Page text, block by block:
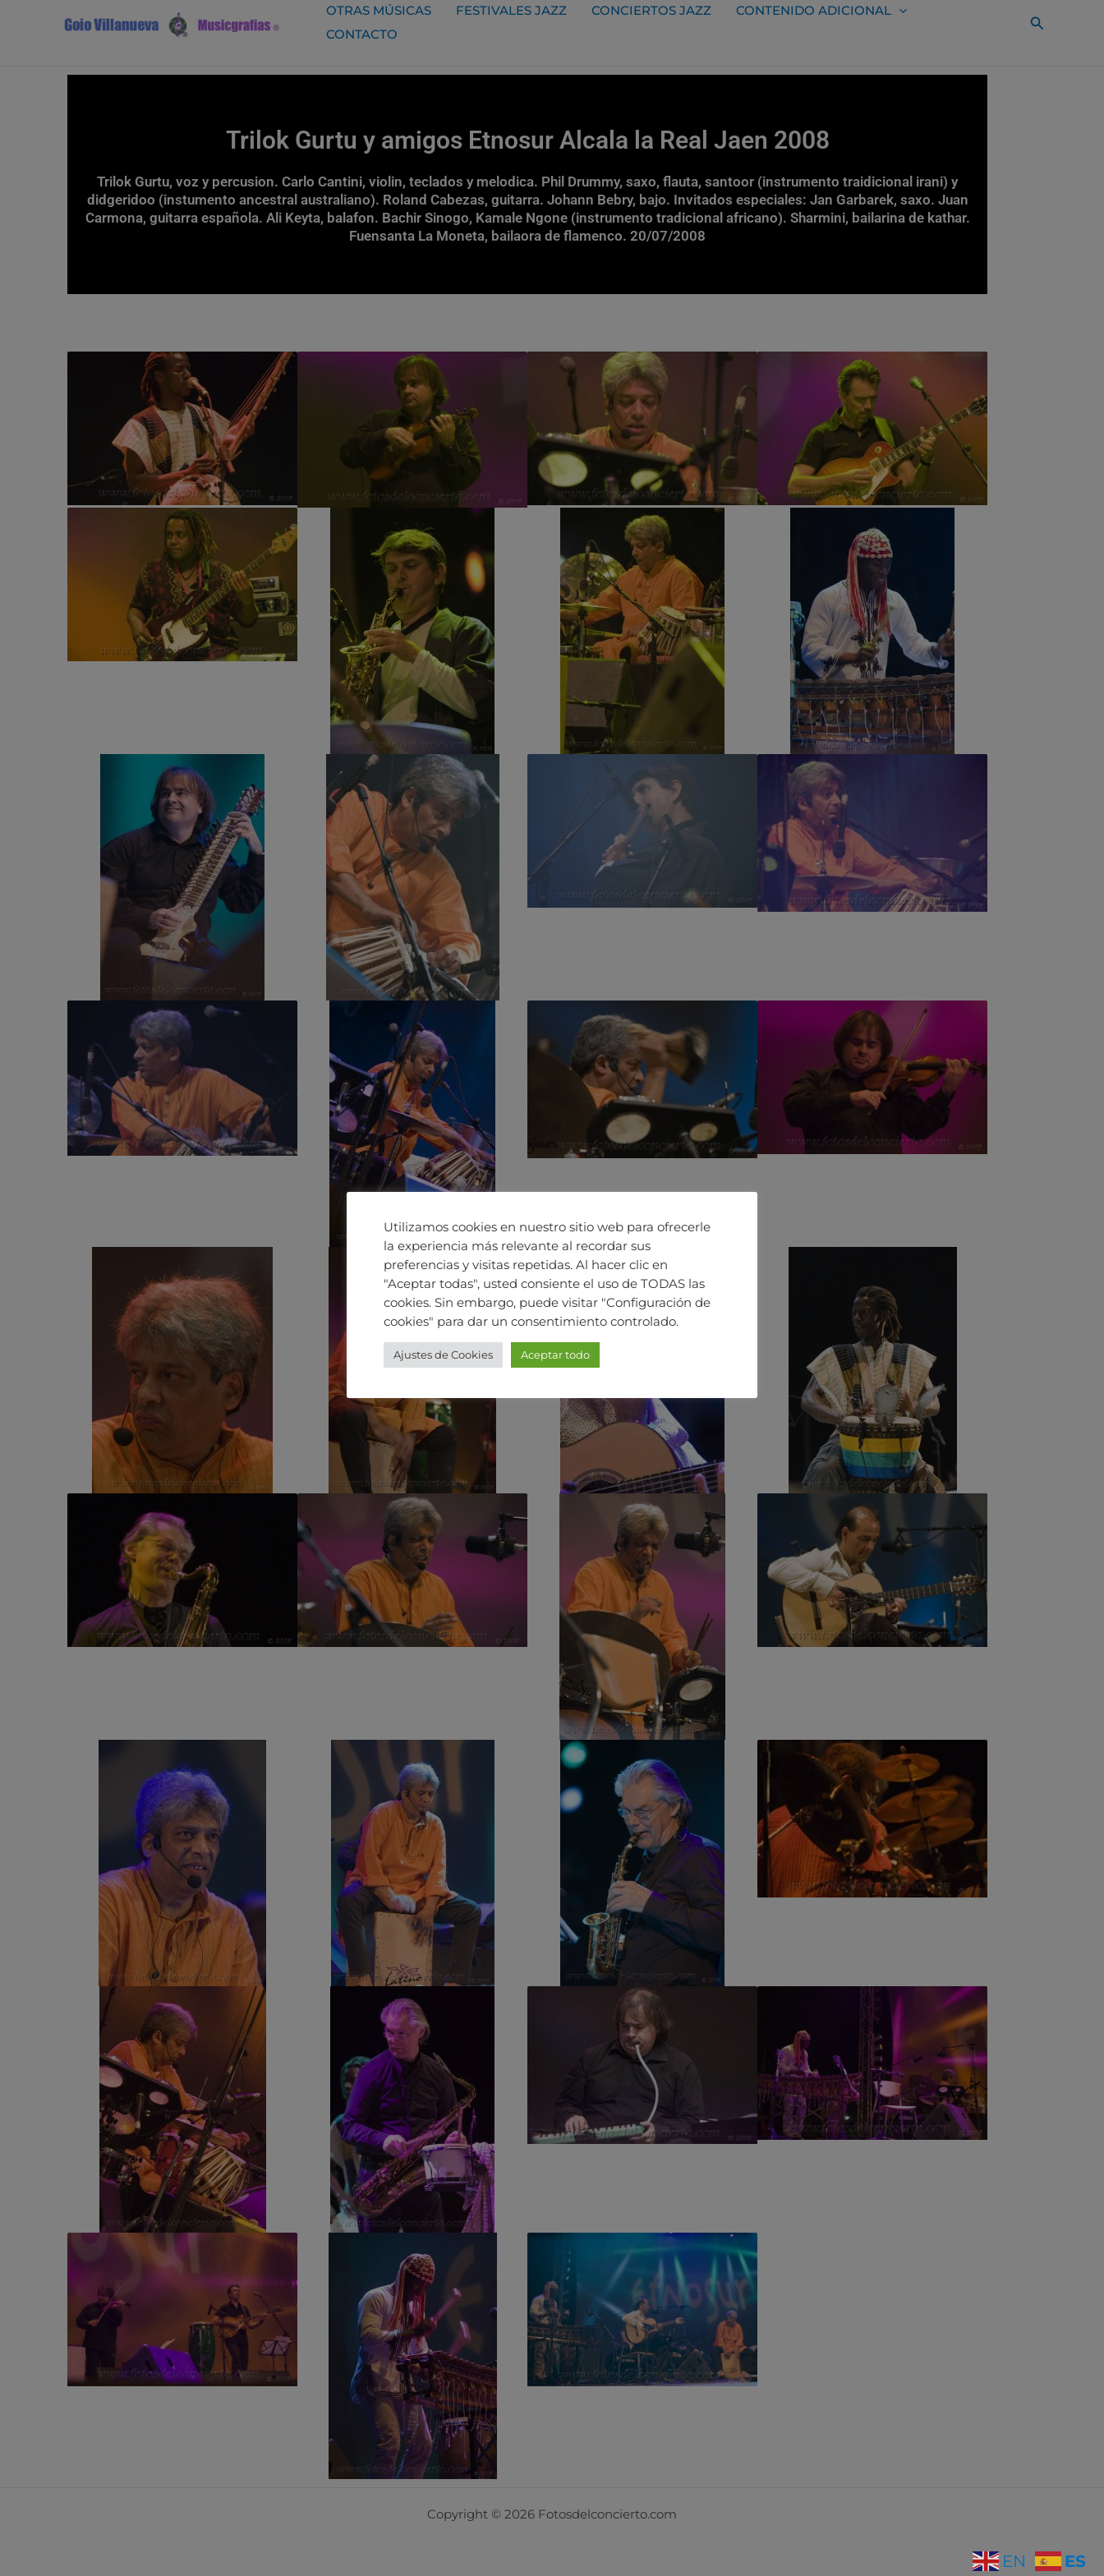
OTRAS MÚSICAS FESTIVALES JAZZ CONCIERTOS JAZZ
CONTENIDO ADICIONAL
CONTACTO
Buscar
Trilok Gurtu y amigos Etnosur Alcala la Real Jaen 2008
Trilok Gurtu, voz y percusion. Carlo Cantini, violin, teclados y melodica. Phil Drummy, saxo, flauta, santoor (instrumento traidicional irani) y
didgeridoo (instumento ancestral australiano). Roland Cabezas, guitarra. Johann Bebry, bajo. Invitados especiales: Jan Garbarek, saxo. Juan
Carmona, guitarra española. Ali Keyta, balafon. Bachir Sinogo, Kamale Ngone (instrumento tradicional africano). Sharmini, bailarina de kathar.
Fuensanta La Moneta, bailaora de flamenco. 20/07/2008
Copyright © 2026 Fotosdelconcierto.com
Utilizamos cookies en nuestro sitio web para ofrecerle
la experiencia más relevante al recordar sus
preferencias y visitas repetidas. Al hacer clic en
"Aceptar todas", usted consiente el uso de TODAS las
cookies. Sin embargo, puede visitar "Configuración de
cookies" para dar un consentimiento controlado.
Ajustes de Cookies Aceptar todo
EN ES